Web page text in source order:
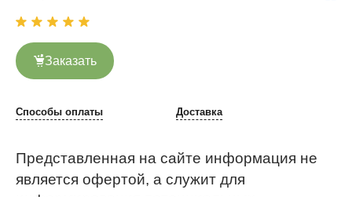
Заказать
Способы оплаты Доставка
Представленная на сайте информация не
является офертой, а служит для